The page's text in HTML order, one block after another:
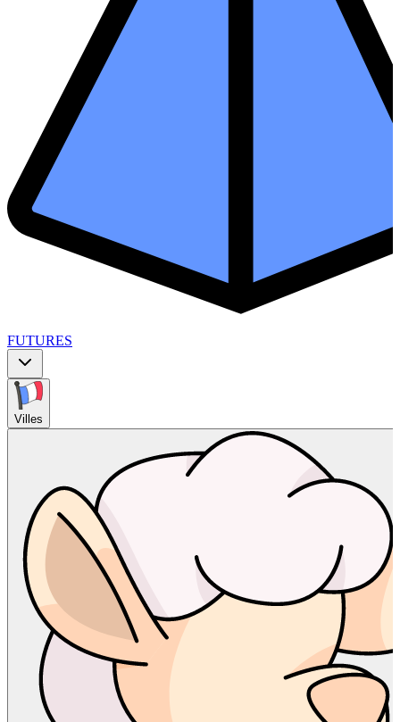
FUTURES
Villes